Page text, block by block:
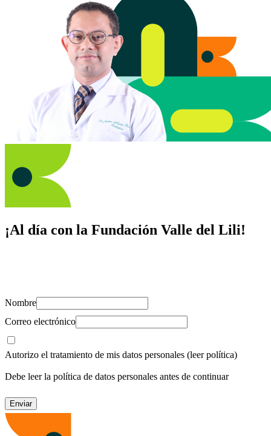
¡Al día con la Fundación Valle del Lili!
Nombre
Correo electrónico
Autorizo el tratamiento de mis datos personales (leer política)
Debe leer la política de datos personales antes de continuar